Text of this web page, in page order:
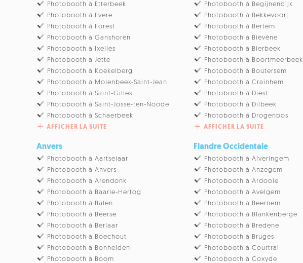
Photobooth à Etterbeek
Photobooth à Evere
Photobooth à Forest
Photobooth à Ganshoren
Photobooth à Ixelles
Photobooth à Jette
Photobooth à Koekelberg
Photobooth à Molenbeek-Saint-Jean
Photobooth à Saint-Gilles
Photobooth à Saint-Josse-ten-Noode
Photobooth à Schaerbeek
AFFICHER LA SUITE
Photobooth à Begijnendijk
Photobooth à Bekkevoort
Photobooth à Bertem
Photobooth à Biévène
Photobooth à Bierbeek
Photobooth à Boortmeerbeek
Photobooth à Boutersem
Photobooth à Crainhem
Photobooth à Diest
Photobooth à Dilbeek
Photobooth à Drogenbos
AFFICHER LA SUITE
Anvers
Photobooth à Aartselaar
Photobooth à Anvers
Photobooth à Arendonk
Photobooth à Baarle-Hertog
Photobooth à Balen
Photobooth à Beerse
Photobooth à Berlaar
Photobooth à Boechout
Photobooth à Bonheiden
Photobooth à Boom
Flandre Occidentale
Photobooth à Alveringem
Photobooth à Anzegem
Photobooth à Ardooie
Photobooth à Avelgem
Photobooth à Beernem
Photobooth à Blankenberge
Photobooth à Bredene
Photobooth à Bruges
Photobooth à Courtrai
Photobooth à Coxyde